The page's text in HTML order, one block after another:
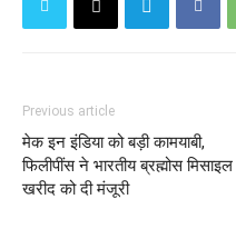
Previous article
मेक इन इंडिया को बड़ी कामयाबी,
फिलीपींस ने भारतीय ब्रह्मोस मिसाइल
खरीद को दी मंजूरी